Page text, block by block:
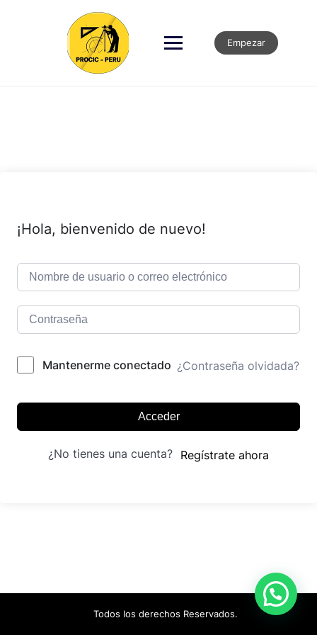
Empezar
¡Hola, bienvenido de nuevo!
Mantenerme conectado ¿Contraseña olvidada?
Acceder
¿No tienes una cuenta? Regístrate ahora
Todos los derechos Reservados.